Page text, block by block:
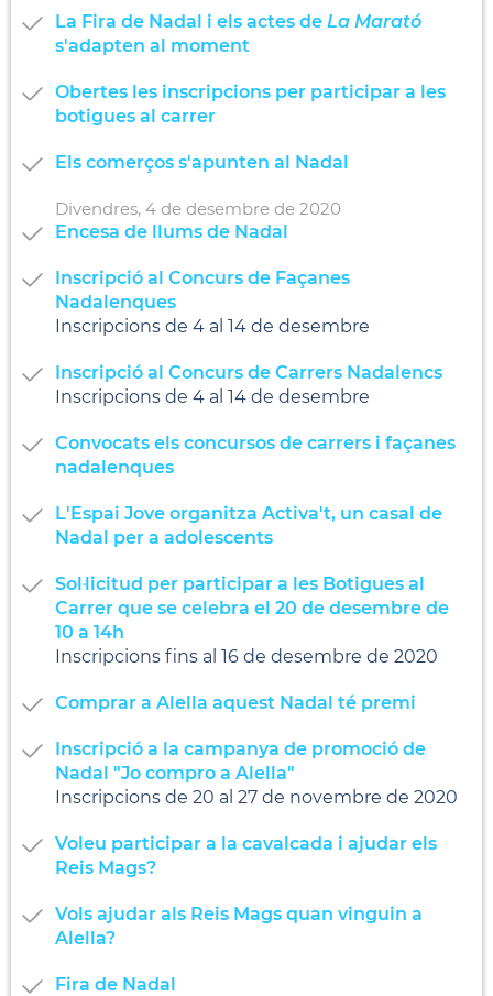
La Fira de Nadal i els actes de La Marató
s'adapten al moment
Obertes les inscripcions per participar a les
botigues al carrer
Els comerços s'apunten al Nadal
Divendres, 4 de desembre de 2020
Encesa de llums de Nadal
Inscripció al Concurs de Façanes
Nadalenques
Inscripcions de 4 al 14 de desembre
Inscripció al Concurs de Carrers Nadalencs
Inscripcions de 4 al 14 de desembre
Convocats els concursos de carrers i façanes
nadalenques
L'Espai Jove organitza Activa't, un casal de
Nadal per a adolescents
Sol·licitud per participar a les Botigues al
Carrer que se celebra el 20 de desembre de
10 a 14h
Inscripcions fins al 16 de desembre de 2020
Comprar a Alella aquest Nadal té premi
Inscripció a la campanya de promoció de
Nadal "Jo compro a Alella"
Inscripcions de 20 al 27 de novembre de 2020
Voleu participar a la cavalcada i ajudar els
Reis Mags?
Vols ajudar als Reis Mags quan vinguin a
Alella?
Fira de Nadal